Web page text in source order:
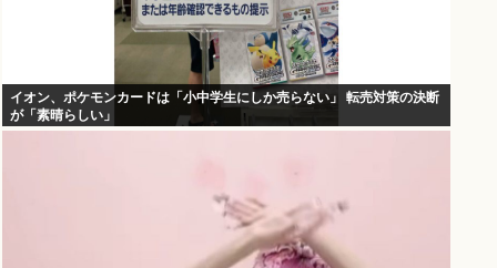
イオン、ポケモンカードは「小中学生にしか売らない」 転売対策の決断
が「素晴らしい」